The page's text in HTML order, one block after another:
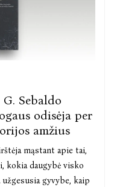
G. Sebaldo
odisėja per
amžius
mąstant apie tai,
kokia daugybė visko
gyvybe, kaip